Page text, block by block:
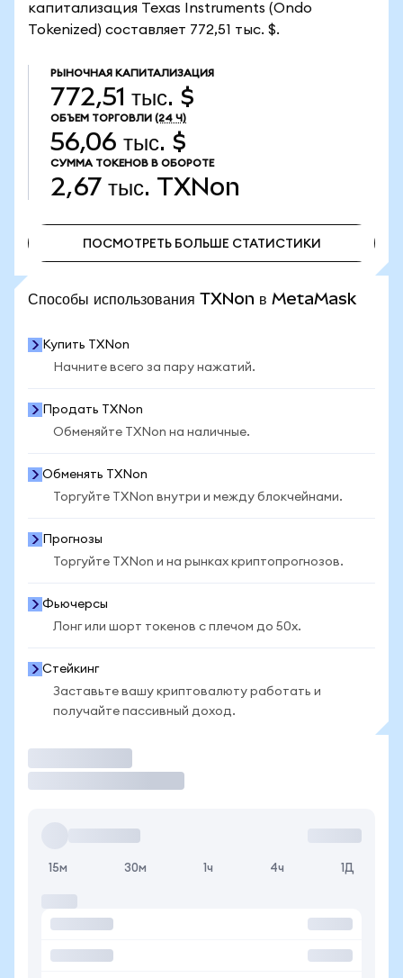
капитализация Texas Instruments (Ondo
Tokenized) составляет 772,51 тыс. $.
РЫНОЧНАЯ КАПИТАЛИЗАЦИЯ
772,51 тыс. $
ОБЪЕМ ТОРГОВЛИ (24 Ч)
56,06 тыс. $
СУММА ТОКЕНОВ В ОБОРОТЕ
2,67 тыс. TXNon
ПОСМОТРЕТЬ БОЛЬШЕ СТАТИСТИКИ
Способы использования TXNon в MetaMask
Купить TXNon
Начните всего за пару нажатий.
Продать TXNon
Обменяйте TXNon на наличные.
Обменять TXNon
Торгуйте TXNon внутри и между блокчейнами.
Прогнозы
Торгуйте TXNon и на рынках криптопрогнозов.
Фьючерсы
Лонг или шорт токенов с плечом до 50x.
Стейкинг
Заставьте вашу криптовалюту работать и
получайте пассивный доход.
15м 30м 1ч 4ч 1Д